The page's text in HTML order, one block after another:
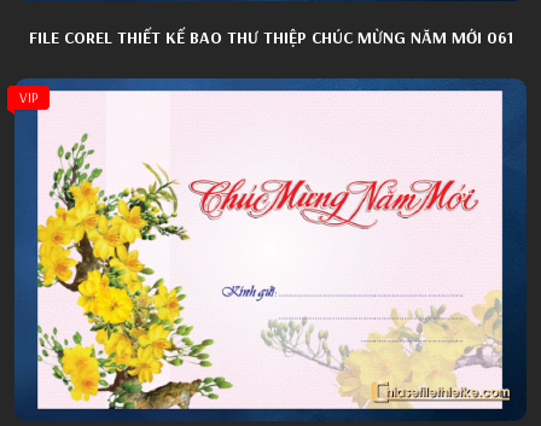
FILE COREL THIẾT KẾ BAO THƯ THIỆP CHÚC MỪNG NĂM MỚI 061
VIP